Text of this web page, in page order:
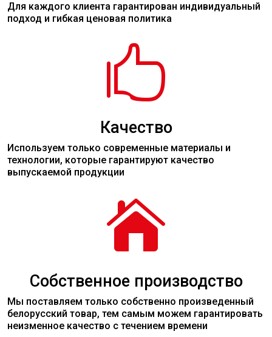
Для каждого клиента гарантирован индивидуальный
подход и гибкая ценовая политика

Качество
Используем только современные материалы и
технологии, которые гарантируют качество
выпускаемой продукции

Собственное производство
Мы поставляем только собственно произведенный
белорусский товар, тем самым можем гарантировать
неизменное качество с течением времени